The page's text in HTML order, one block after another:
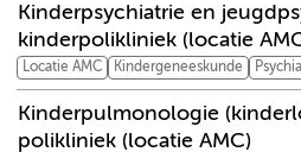
Kinderpsychiatrie en
kinderpolikliniek (locatie
Locatie AMC Kindergeneeskunde
Kinderpulmonologie
polikliniek (locatie AMC)